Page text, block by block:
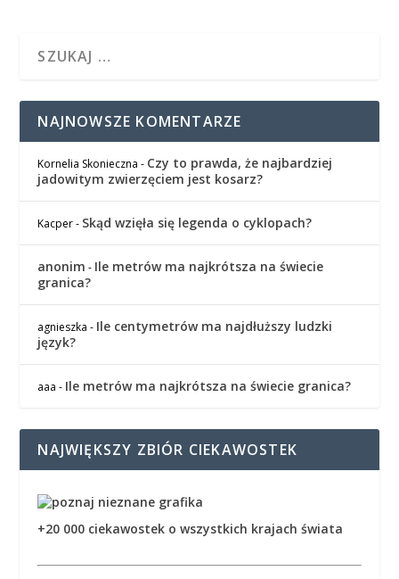
NAJNOWSZE KOMENTARZE
Kornelia Skonieczna - Czy to prawda, że najbardziej
jadowitym zwierzęciem jest kosarz?
Kacper- Skąd wzięła się legenda o cyklopach?
anonim - Ile metrów ma najkrótsza na świecie
granica?
agnieszka - Ile centymetrów ma najdłuższy ludzki
język?
aaa - Ile metrów ma najkrótsza na świecie granica?
NAJWIĘKSZY ZBIÓR CIEKAWOSTEK
+20 000 ciekawostek o wszystkich krajach świata